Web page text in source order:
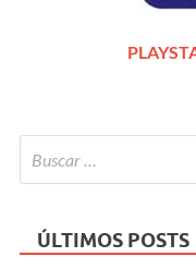
ÚLTIMOS POSTS